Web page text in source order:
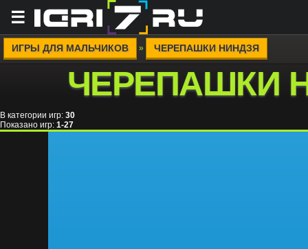
☰
ИГРЫ ДЛЯ МАЛЬЧИКОВ » ЧЕРЕПАШКИ НИНДЗЯ
ЧЕРЕПАШКИ
В категории игр: 30
Показано игр: 1-27